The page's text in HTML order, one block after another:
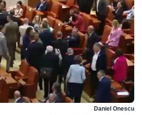
Daniel Onescu